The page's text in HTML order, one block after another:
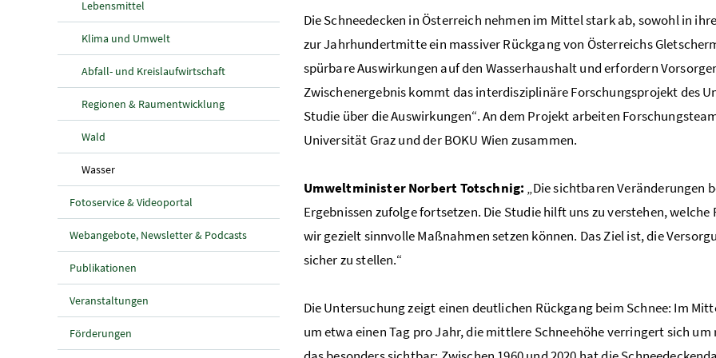
Lebensmittel
Klima und Umwelt
Abfall- und Kreislaufwirtschaft
Regionen & Raumentwicklung
Wald
Wasser(aktuelle Seite)
Fotoservice & Videoportal
Webangebote, Newsletter & Podcasts
Publikationen
Veranstaltungen
Förderungen
Die Schneedecken in Österreich nehmen im Mittel stark ab, sowohl in
zur Jahrhundertmitte ein massiver Rückgang von Österreichs
spürbare Auswirkungen auf den Wasserhaushalt und erfordern
Zwischenergebnis kommt das interdisziplinäre Forschungsprojekt des
Studie über die Auswirkungen“. An dem Projekt arbeiten
Universität Graz und der BOKU Wien zusammen.
Umweltminister Norbert Totschnig: „Die sichtbaren Veränderungen
Ergebnissen zufolge fortsetzen. Die Studie hilft uns zu verstehen,
wir gezielt sinnvolle Maßnahmen setzen können. Das Ziel ist, die
sicher zu stellen.“
Die Untersuchung zeigt einen deutlichen Rückgang beim Schnee: Im
um etwa einen Tag pro Jahr, die mittlere Schneehöhe verringert sich